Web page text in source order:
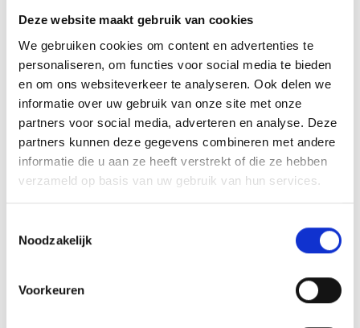
Deze website maakt gebruik van cookies
We gebruiken cookies om content en advertenties te
personaliseren, om functies voor social media te bieden
en om ons websiteverkeer te analyseren. Ook delen we
informatie over uw gebruik van onze site met onze
partners voor social media, adverteren en analyse. Deze
partners kunnen deze gegevens combineren met andere
informatie die u aan ze heeft verstrekt of die ze hebben
verzameld op basis van uw gebruik van hun services.
Noodzakelijk
Voorkeuren
Plaats evenement
Organisator
39023
info@marmorplus.it
www.marmorplus.it
Tel.+39 347 4095404